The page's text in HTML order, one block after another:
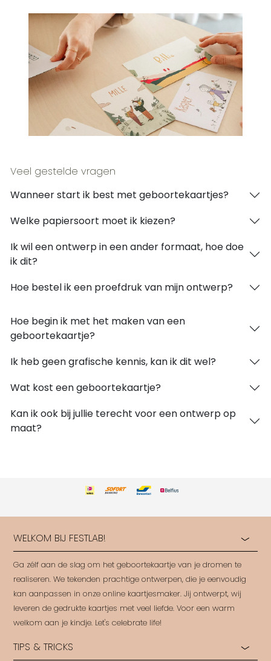
Veel gestelde vragen
Wanneer start ik best met geboortekaartjes?
Welke papiersoort moet ik kiezen?
Ik wil een ontwerp in een ander formaat, hoe doe
ik dit?
Hoe bestel ik een proefdruk van mijn ontwerp?
Hoe begin ik met het maken van een
geboortekaartje?
Ik heb geen grafische kennis, kan ik dit wel?
Wat kost een geboortekaartje?
Kan ik ook bij jullie terecht voor een ontwerp op
maat?
WELKOM BIJ FESTLAB!
Ga zélf aan de slag om het geboortekaartje van je dromen te
realiseren. We tekenden prachtige ontwerpen, die je eenvoudig
kan aanpassen in onze online kaartjesmaker. Jij ontwerpt, wij
leveren de gedrukte kaartjes met veel liefde. Voor een warm
welkom aan je kindje. Let's celebrate life!
TIPS & TRICKS